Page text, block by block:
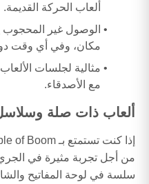
ألعاب الحركة القديمة.
الوصول غير المحجوب
مكان، وفي أي وقت
مثالية لجلسات
مع الأصدقاء.
ألعاب ذات صلة
إذا كنت تستمتع بـ Temple of Boom، تحقق من
من أجل تجربة مثيرة في
سلسة في لوحة المفاتيح